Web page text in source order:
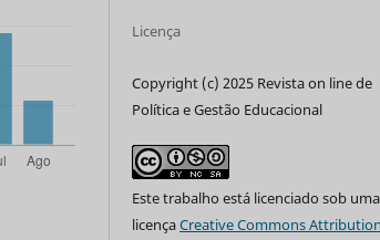
Licença
Copyright (c) 2025 Revista on line de
Política e Gestão Educacional
Este trabalho está licenciado sob uma
licençaCreative Commons